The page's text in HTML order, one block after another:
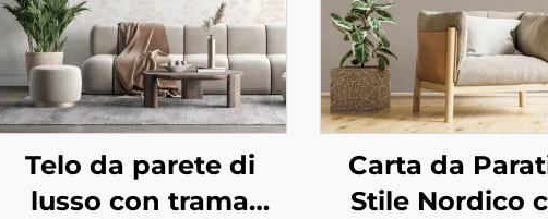
Telo da parete di
lusso con trama
Carta da
Stile Nordico